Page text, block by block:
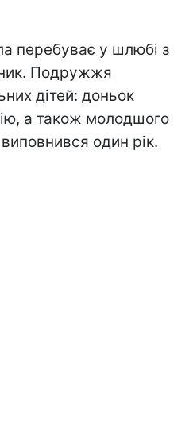
перебуває у шлюбі з
Подружжя
дітей: доньок
а також молодшого
один рік.